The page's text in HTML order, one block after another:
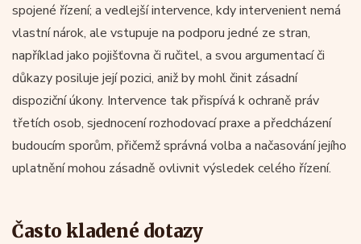
spojené řízení; a vedlejší intervence, kdy intervenient nemá
vlastní nárok, ale vstupuje na podporu jedné ze stran,
například jako pojišťovna či ručitel, a svou argumentací či
důkazy posiluje její pozici, aniž by mohl činit zásadní
dispoziční úkony. Intervence tak přispívá k ochraně práv
třetích osob, sjednocení rozhodovací praxe a předcházení
budoucím sporům, přičemž správná volba a načasování jejího
uplatnění mohou zásadně ovlivnit výsledek celého řízení.
Často kladené dotazy